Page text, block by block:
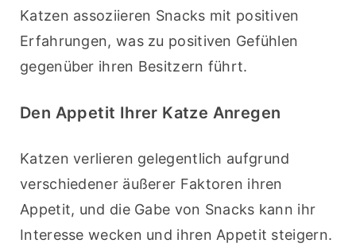
Katzen assoziieren Snacks mit positiven
Erfahrungen, was zu positiven Gefühlen
gegenüber ihren Besitzern führt.
Den Appetit Ihrer Katze Anregen
Katzen verlieren gelegentlich aufgrund
verschiedener äußerer Faktoren ihren
Appetit, und die Gabe von Snacks kann ihr
Interesse wecken und ihren Appetit steigern.